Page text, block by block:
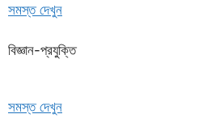
সমস্ত দেখুন
বিজ্ঞান-প্রযুক্তি
সমস্ত দেখুন